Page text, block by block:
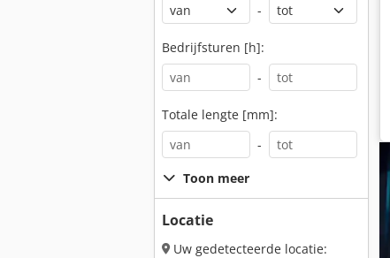
-
Bedrijfsturen [h]:
-
Totale lengte [mm]:
-
Toon meer
Locatie
Uw gedetecteerde locatie: